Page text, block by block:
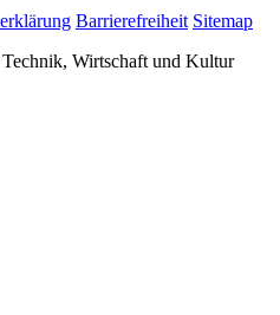
Barrierefreiheit Sitemap
Wirtschaft und Kultur